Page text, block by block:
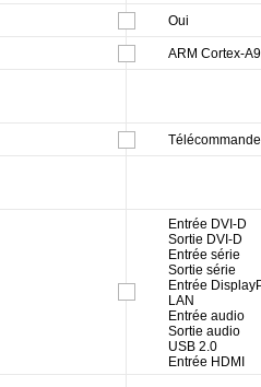
Oui
ARM Cortex-
Télécommande
Entrée DVI-D
Sortie DVI-D
Entrée série
Sortie série
Entrée
LAN
Entrée audio
Sortie audio
USB 2.0
Entrée HDMI